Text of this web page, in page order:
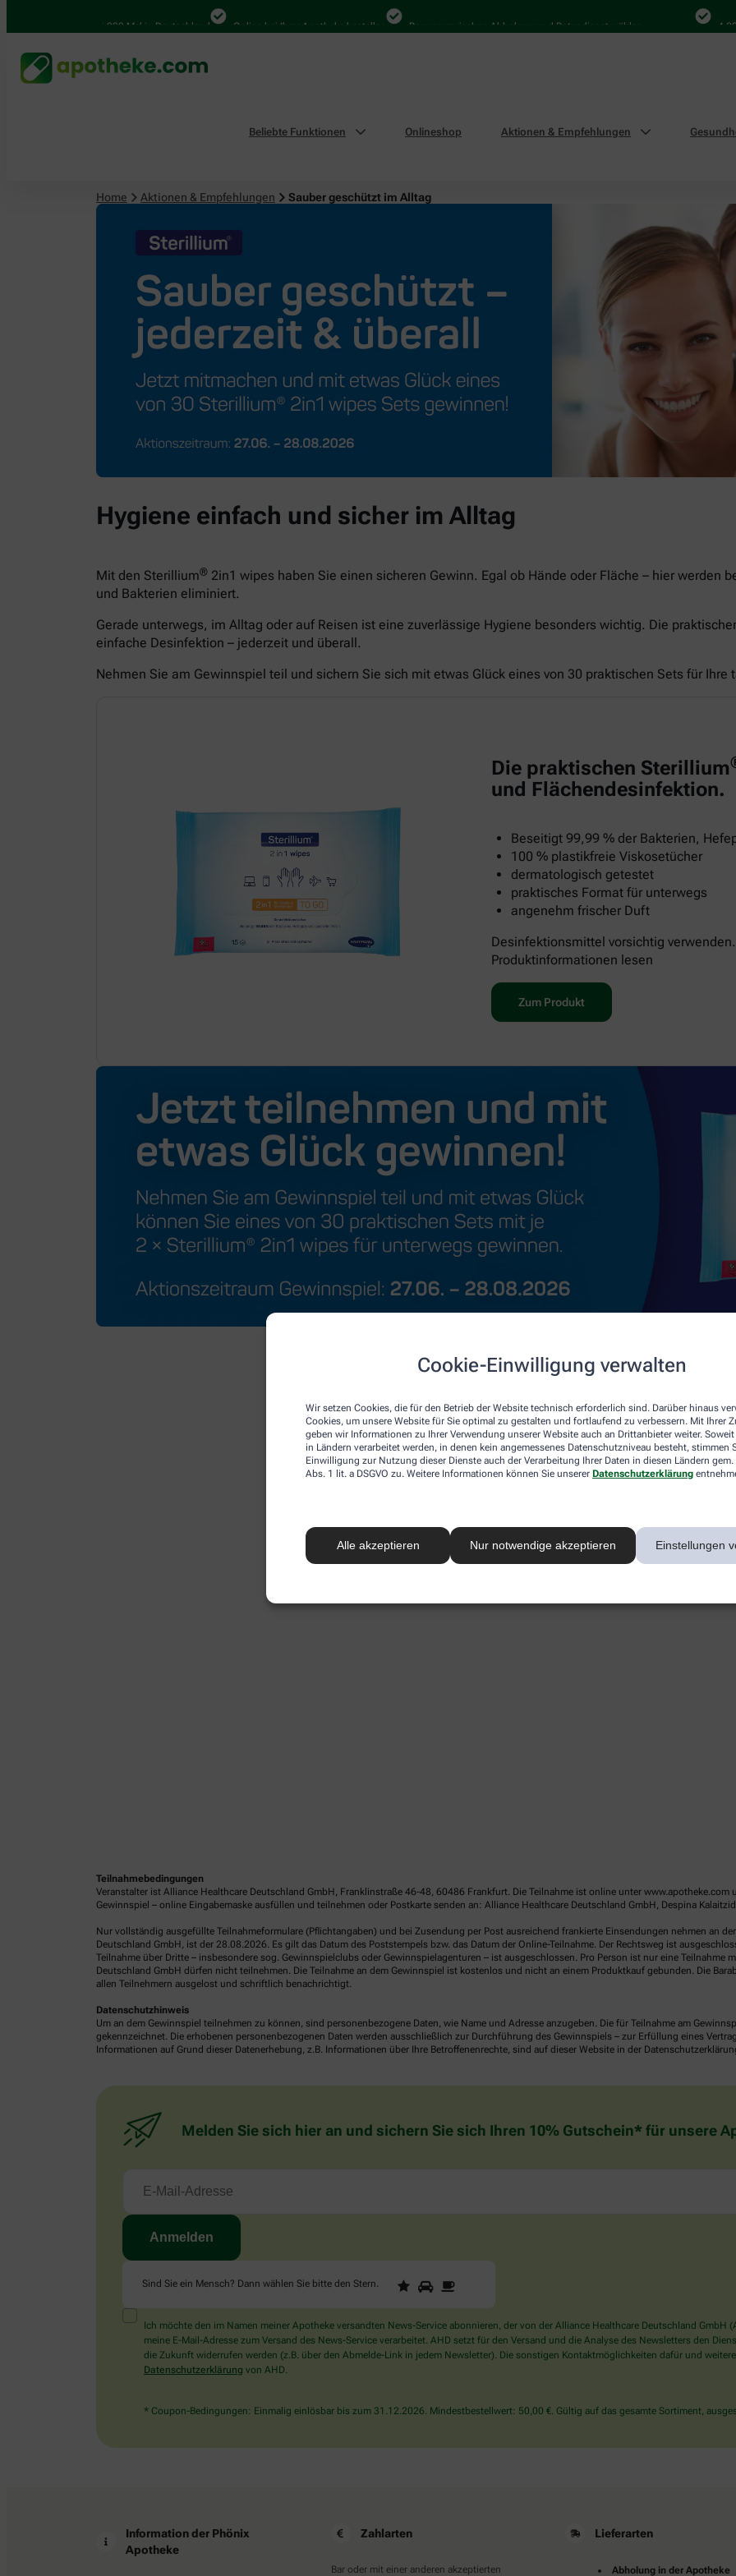
Cookie-Einwilligung verwalten
Wir setzen Cookies, die für den Betrieb der Website technisch erforderlich sind. Darüber hinaus
Cookies, um unsere Website für Sie optimal zu gestalten und fortlaufend zu verbessern. Mit Ihrer
geben wir Informationen zu Ihrer Verwendung unserer Website auch an Drittanbieter weiter. Soweit
in Ländern verarbeitet werden, in denen kein angemessenes Datenschutzniveau besteht, stimmen
Einwilligung zur Nutzung dieser Dienste auch der Verarbeitung Ihrer Daten in diesen Ländern
Abs. 1 lit. a DSGVO zu. Weitere Informationen können Sie unserer Datenschutzerklärung
Alle akzeptieren Nur notwendige akzeptieren Einstellungen
4.000 Mal in Deutschland Online bei Ihrer Apotheke bestellen Bequem zwischen Abholung und Botendienst wählen 4.000
Beliebte Funktionen Onlineshop Aktionen & Empfehlungen
Home Aktionen & Empfehlungen Sauber geschützt im Alltag
Hygiene einfach und sicher im Alltag
Mit den Sterillium® 2in1 wipes haben Sie einen sicheren Gewinn. Egal ob Hände oder Fläche – hier werden
und Bakterien eliminiert.
Gerade unterwegs, im Alltag oder auf Reisen ist eine zuverlässige Hygiene besonders wichtig. Die
einfache Desinfektion – jederzeit und überall.
Nehmen Sie am Gewinnspiel teil und sichern Sie sich mit etwas Glück eines von 30 praktischen Sets für Ihre
Die praktischen Sterillium
und Flächendesinfektion.
Beseitigt 99,99 % der Bakterien,
100 % plastikfreie Viskosetücher
dermatologisch getestet
praktisches Format für unterwegs
angenehm frischer Duft
Desinfektionsmittel vorsichtig
Produktinformationen lesen
Zum Produkt
Teilnahmebedingungen
Veranstalter ist Alliance Healthcare Deutschland GmbH, Franklinstraße 46-48, 60486 Frankfurt. Die Teilnahme ist online unter
Gewinnspiel – online Eingabemaske ausfüllen und teilnehmen oder Postkarte senden an: Alliance Healthcare Deutschland GmbH, Despina
Nur vollständig ausgefüllte Teilnahmeformulare (Pflichtangaben) und bei Zusendung per Post ausreichend frankierte Einsendungen nehmen an
Deutschland GmbH, ist der 28.08.2026. Es gilt das Datum des Poststempels bzw. das Datum der Online-Teilnahme. Der Rechtsweg ist
Teilnahme über Dritte – insbesondere sog. Gewinnspielclubs oder Gewinnspielagenturen – ist ausgeschlossen. Pro Person ist nur eine Teilnahme
Deutschland GmbH dürfen nicht teilnehmen. Die Teilnahme an dem Gewinnspiel ist kostenlos und nicht an einem Produktkauf gebunden. Die
allen Teilnehmern ausgelost und schriftlich benachrichtigt.
Datenschutzhinweis
Um an dem Gewinnspiel teilnehmen zu können, sind personenbezogene Daten, wie Name und Adresse anzugeben. Die für Teilnahme am
gekennzeichnet. Die erhobenen personenbezogenen Daten werden ausschließlich zur Durchführung des Gewinnspiels – zur Erfüllung eines
Informationen auf Grund dieser Datenerhebung, z.B. Informationen über Ihre Betroffenenrechte, sind auf dieser Website in der
Melden Sie sich hier an und sichern Sie sich Ihren 10% Gutschein* für unsere
Sind Sie ein Mensch? Dann wählen Sie bitte den Stern.
Sind
Sie
Mensch?
Dann
wählen
Stern.
1 2
Ich möchte den im Namen meiner Apotheke versandten News-Service abonnieren, der von der Alliance Healthcare Deutschland
meine E-Mail-Adresse zum Versand des News-Service verarbeitet. AHD setzt für den Versand und die Analyse des Newsletters den
die Zukunft widerrufen werden (z.B. über den Abmelde-Link in jedem Newsletter). Die sonstigen Kontaktmöglichkeiten dafür und
Datenschutzerklärung von AHD.
* Coupon-Bedingungen: Einmalig einlösbar bis zum 31.12.2026. Mindestbestellwert: 50,00 €. Gültig auf das gesamte Sortiment,
Information der Phönix
Apotheke
Zahlarten
Bar oder mit einer anderen akzeptierten
Lieferarten
Abholung in der Apotheke